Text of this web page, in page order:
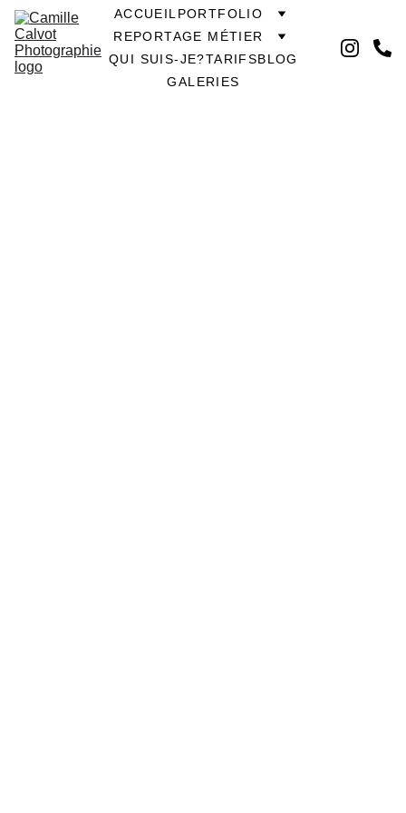
ACCUEIL PORTFOLIO
REPORTAGE MÉTIER
QUI SUIS-JE?TARIFSBLOG
GALERIES